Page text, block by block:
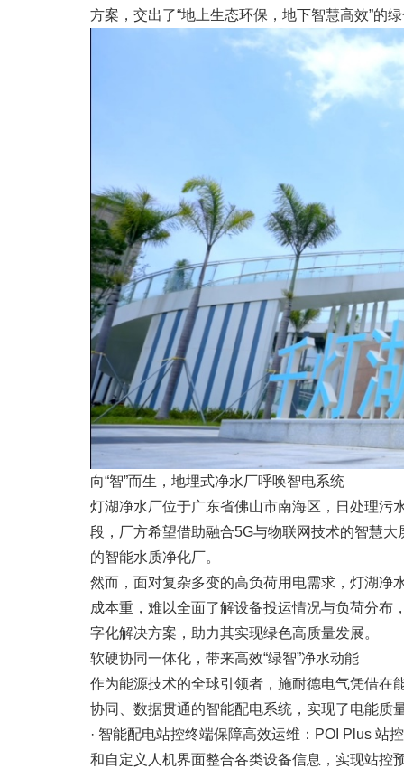
方案，交出了“地上生态环保，地下智慧高效”的
向“智”而生，地埋式净水厂呼唤智电系统
灯湖净水厂位于广东省佛山市南海区，日处理污
段，厂方希望借助融合5G与物联网技术的智慧
的智能水质净化厂​。
然而，面对复杂多变的高负荷用电需求，灯湖净
成本重，难以全面了解设备投运情况与负荷分
字化解决方案，助力其实现绿色高质量发展。​
软硬协同一体化，带来高效“绿智”净水动能
作为能源技术的全球引领者，施耐德电气凭借在
协同、数据贯通的智能配电系统，实现了电能质
· 智能配电站控终端保障高效运维：POI Plus 站
和自定义人机界面整合各类设备信息，实现站控